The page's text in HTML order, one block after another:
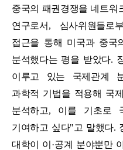
중국의 패권경쟁을 네트워
연구로서 , 심사위원들
접근을 통해 미국과 중국
분석했다는 평을 받았다.
이루고 있는 국제관계
과학적 기법을 적용해 국
분석하고, 이를 기초로
기여하고 싶다"고 말했다.
대학이 이 ·공계 분야뿐만